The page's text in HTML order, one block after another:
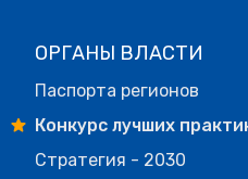
ОРГАНЫ ВЛАСТИ
Паспорта регионов
Конкурс лучших
Стратегия - 2030